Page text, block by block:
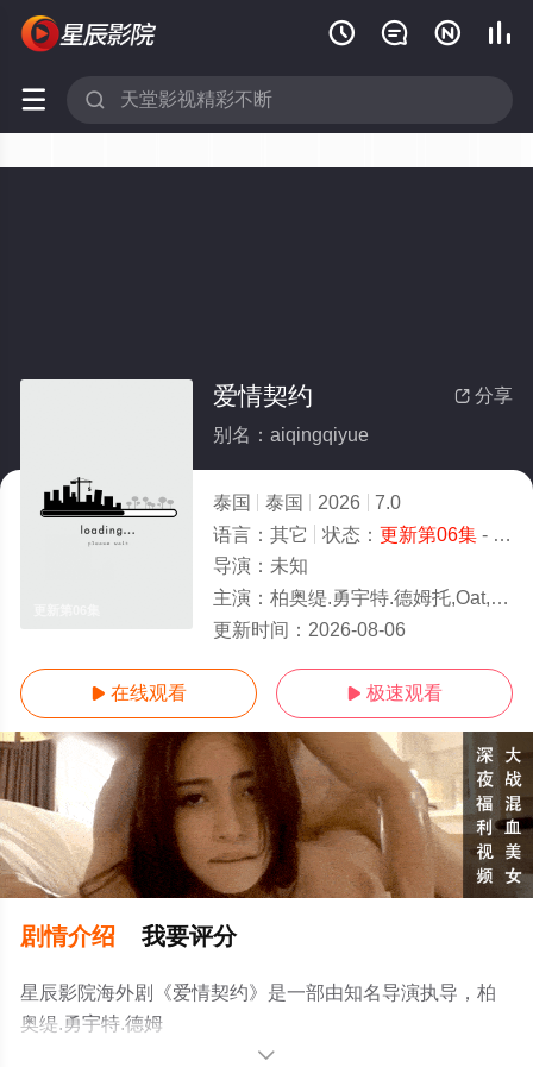
   
 
 分享
爱情契约
别名：aiqingqiyue
泰国 泰国 2026
7.0
语言： 其它 状态： 更新第06集- 免费在线观看
导演： 未知
主演： 柏奥缇.勇宇特.德姆托,Oat,Phasakorn,Sararatana,T
更新时间： 2026-08-06
 在线观看  极速观看
剧情介绍 我要评分
星辰影院海外剧《爱情契约》是一部由知名导演执导，柏
奥缇.勇宇特.德姆
托,Oat,Phasakorn,Sararatana,Theer,Theerawat,Thanakhum
